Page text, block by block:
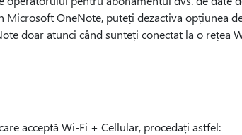
Microsoft OneNote, puteți dezactiva opțiunea
doar atunci când sunteți conectat la o rețea
acceptă Wi-Fi + Cellular, procedați astfel: